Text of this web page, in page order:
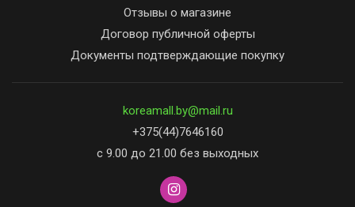
Отзывы о магазине
Договор публичной оферты
Документы подтверждающие покупку
koreamall.by@mail.ru
+375(44)7646160
с 9.00 до 21.00 без выходных